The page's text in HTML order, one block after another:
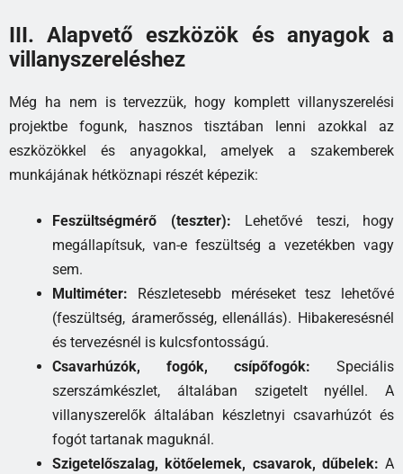
III. Alapvető eszközök és anyagok a
villanyszereléshez
Még ha nem is tervezzük, hogy komplett villanyszerelési
projektbe fogunk, hasznos tisztában lenni azokkal az
eszközökkel és anyagokkal, amelyek a szakemberek
munkájának hétköznapi részét képezik:
Feszültségmérő (teszter): Lehetővé teszi, hogy
megállapítsuk, van-e feszültség a vezetékben vagy
sem.
Multiméter: Részletesebb méréseket tesz lehetővé
(feszültség, áramerősség, ellenállás). Hibakeresésnél
és tervezésnél is kulcsfontosságú.
Csavarhúzók, fogók, csípőfogók: Speciális
szerszámkészlet, általában szigetelt nyéllel. A
villanyszerelők általában készletnyi csavarhúzót és
fogót tartanak maguknál.
Szigetelőszalag, kötőelemek, csavarok, dűbelek: A